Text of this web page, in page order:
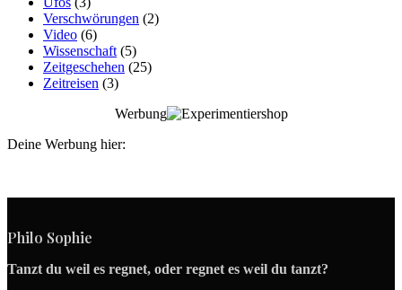
Verschwörungen (2)
Video (6)
Wissenschaft (5)
Zeitgeschehen (25)
Zeitreisen (3)
Werbung
Deine Werbung hier:
Philo Sophie
Tanzt du weil es regnet, oder regnet es weil du tanzt?